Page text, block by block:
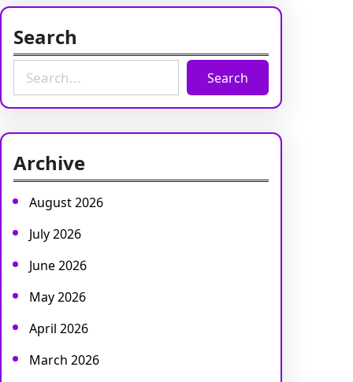
Search
a
h
Search
Archive
August 2026
July 2026
June 2026
May 2026
April 2026
March 2026